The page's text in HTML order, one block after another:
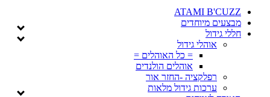
ATAMI B'CUZZ
מבצעים מיוחדים
חללי גידול
אוהלי גידול
= כל האוהלים =
אוהלים הולנדים
רפלקציה -החזר אור
ערכות גידול מלאות